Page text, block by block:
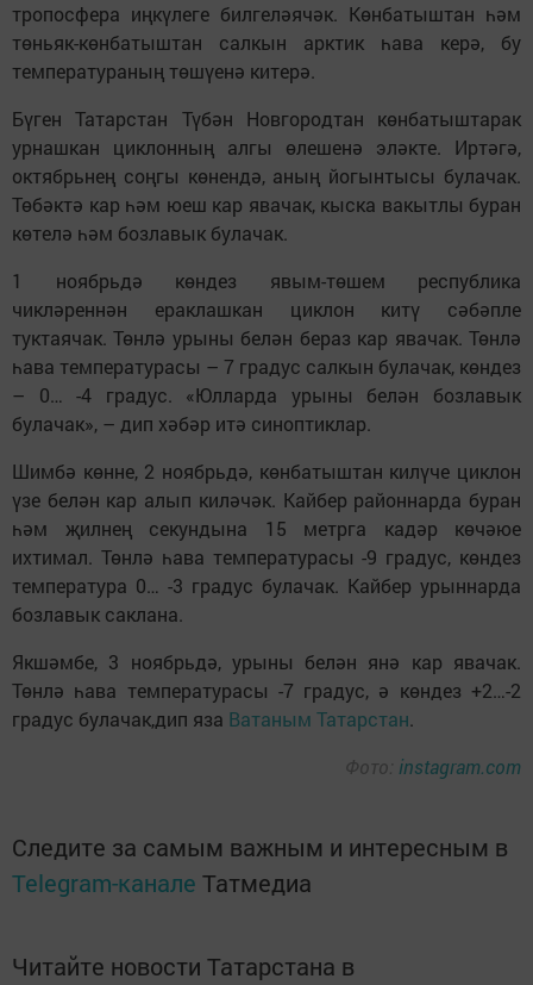
тропосфера иңкүлеге билгеләячәк. Көнбатыштан һәм
төньяк-көнбатыштан салкын арктик һава керә, бу
температураның төшүенә китерә.
Бүген Татарстан Түбән Новгородтан көнбатыштарак
урнашкан циклонның алгы өлешенә эләкте. Иртәгә,
октябрьнең соңгы көнендә, аның йогынтысы булачак.
Төбәктә кар һәм юеш кар явачак, кыска вакытлы буран
көтелә һәм бозлавык булачак.
1 ноябрьдә көндез явым-төшем республика
чикләреннән ераклашкан циклон китү сәбәпле
туктаячак. Төнлә урыны белән бераз кар явачак. Төнлә
һава температурасы – 7 градус салкын булачак, көндез
– 0… -4 градус. «Юлларда урыны белән бозлавык
булачак», – дип хәбәр итә синоптиклар.
Шимбә көнне, 2 ноябрьдә, көнбатыштан килүче циклон
үзе белән кар алып киләчәк. Кайбер районнарда буран
һәм җилнең секундына 15 метрга кадәр көчәюе
ихтимал. Төнлә һава температурасы -9 градус, көндез
температура 0… -3 градус булачак. Кайбер урыннарда
бозлавык саклана.
Якшәмбе, 3 ноябрьдә, урыны белән янә кар явачак.
Төнлә һава температурасы -7 градус, ә көндез +2…-2
градус булачак,дип яза Ватаным Татарстан.
Фото: instagram.com
Следите за самым важным и интересным в
Telegram-канале Татмедиа
Читайте новости Татарстана в